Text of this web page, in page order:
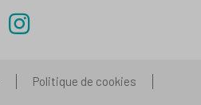
Politique de cookies